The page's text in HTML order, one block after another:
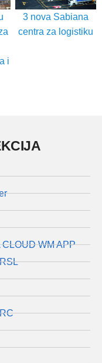
i
3 nova Sabiana
centra za logistiku
WM APP